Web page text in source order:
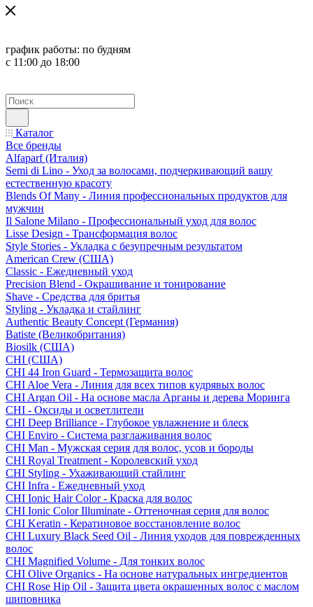
график работы: по будням
с 11:00 до 18:00
Каталог
Все бренды
Alfaparf (Италия)
Semi di Lino - Уход за волосами, подчеркивающий вашу
естественную красоту
Blends Of Many - Линия профессиональных продуктов для
мужчин
Il Salone Milano - Профессиональный уход для волос
Lisse Design - Трансформация волос
Style Stories - Укладка с безупречным результатом
American Crew (США)
Classic - Ежедневный уход
Precision Blend - Окрашивание и тонирование
Shave - Средства для бритья
Styling - Укладка и стайлинг
Authentic Beauty Concept (Германия)
Batiste (Великобритания)
Biosilk (США)
CHI (США)
CHI 44 Iron Guard - Термозащита волос
CHI Aloe Vera - Линия для всех типов кудрявых волос
CHI Argan Oil - На основе масла Арганы и дерева Моринга
CHI - Оксиды и осветлители
CHI Deep Brilliance - Глубокое увлажнение и блеск
CHI Enviro - Система разглаживания волос
CHI Man - Мужская серия для волос, усов и бороды
CHI Royal Treatment - Королевский уход
CHI Styling - Ухаживающий стайлинг
CHI Infra - Ежедневный уход
CHI Ionic Hair Color - Краска для волос
CHI Ionic Color Illuminate - Оттеночная серия для волос
CHI Keratin - Кератиновое восстановление волос
CHI Luxury Black Seed Oil - Линия уходов для поврежденных
волос
CHI Magnified Volume - Для тонких волос
CHI Olive Organics - На основе натуральных ингредиентов
CHI Rose Hip Oil - Защита цвета окрашенных волос с маслом
шиповника